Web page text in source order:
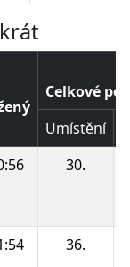
Celkové
Umístění
30.
36.